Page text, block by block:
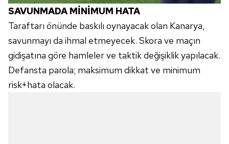
SAVUNMADA MİNİMUM HATA
Taraftarı önünde baskılı oynayacak olan Kanarya,
savunmayı da ihmal etmeyecek. Skora ve maçın
gidişatına göre hamleler ve taktik değişiklik yapılacak.
Defansta parola; maksimum dikkat ve minimum
risk+hata olacak.